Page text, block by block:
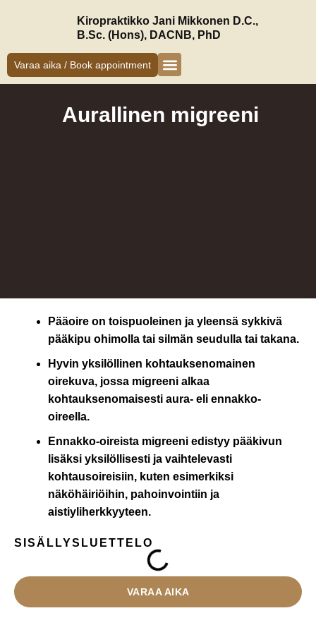
Kiropraktikko Jani Mikkonen D.C.,
B.Sc. (Hons), DACNB, PhD
Varaa aika / Book appointment
Aurallinen migreeni
Pääoire on toispuoleinen ja yleensä sykkivä
pääkipu ohimolla tai silmän seudulla tai takana.
Hyvin yksilöllinen kohtauksenomainen
oirekuva, jossa migreeni alkaa
kohtauksenomaisesti aura- eli ennakko-
oireella.
Ennakko-oireista migreeni edistyy pääkivun
lisäksi yksilöllisesti ja vaihtelevasti
kohtausoireisiin, kuten esimerkiksi
näköhäiriöihin, pahoinvointiin ja
aistiyliherkkyyteen.
SISÄLLYSLUETTELO
VARAA AIKA